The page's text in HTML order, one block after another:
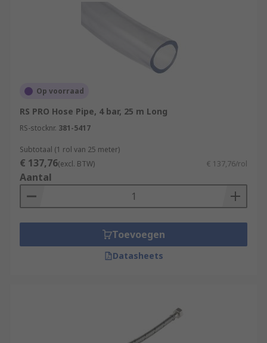
Op voorraad
RS PRO Hose Pipe, 4 bar, 25 m Long
RS-stocknr. 381-5417
Subtotaal (1 rol van 25 meter)
€ 137,76(excl. BTW) € 137,76/rol
Aantal
Toevoegen
Datasheets